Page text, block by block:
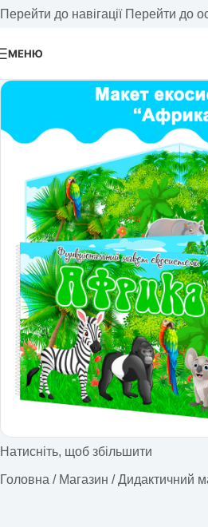
Перейти до навігації Перейти до
МЕНЮ
Натисніть, щоб збільшити
Головна / Магазин / Дидактичний